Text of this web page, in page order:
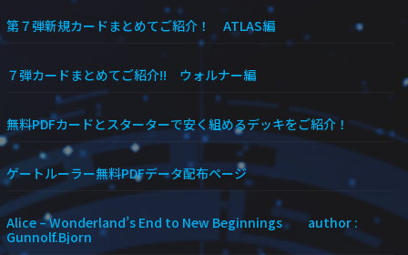
第７弾新規カードまとめてご紹介！ ATLAS編
７弾カードまとめてご紹介!! ウォルナー編
無料PDFカードとスターターで安く組めるデッキをご紹介！
ゲートルーラー無料PDFデータ配布ページ
Alice – Wonderland’s End to New Beginnings author :
Gunnolf.Bjorn